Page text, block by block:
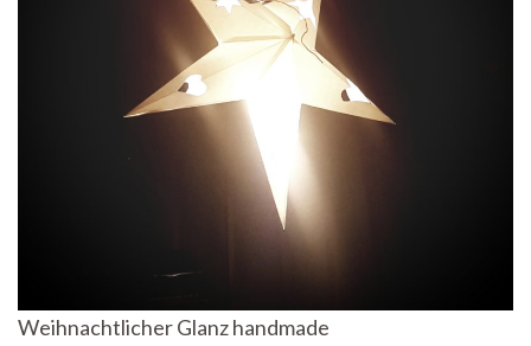
Weihnachtlicher Glanz handmade